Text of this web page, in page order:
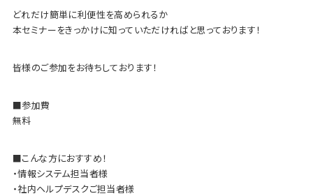
どれだけ簡単に利便性を高められるか
本セミナーをきっかけに知っていただければと思っております！
皆様のご参加をお待ちしております！
■参加費
無料
■こんな方におすすめ！
・情報システム担当者様
・社内ヘルプデスクご担当者様